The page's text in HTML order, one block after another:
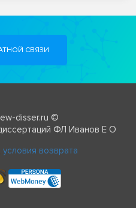
СВЯЗИ
disser.ru ©
ФЛ Иванов Е О
возврата